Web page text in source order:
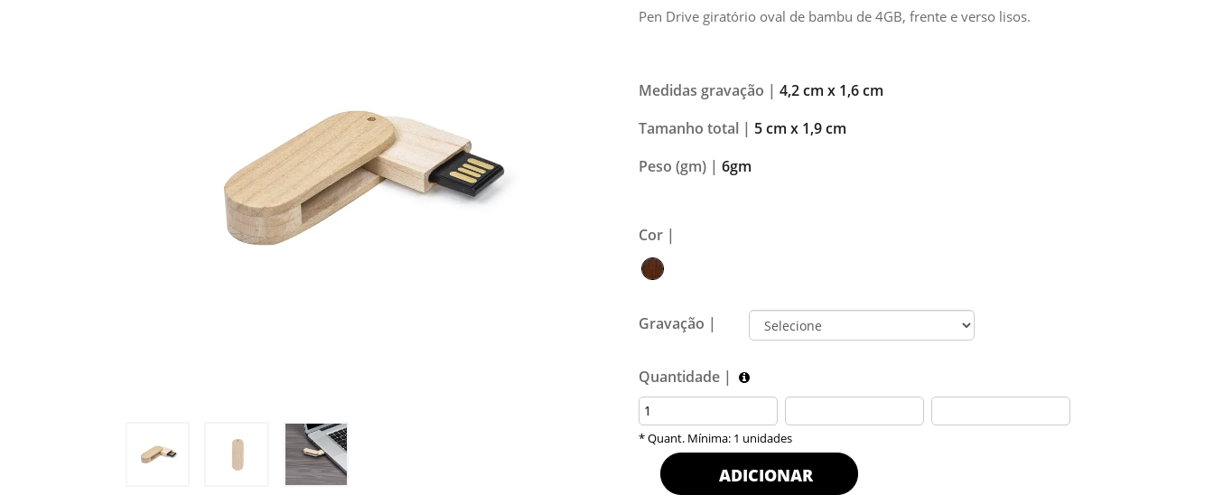
Pen Drive giratório oval de bambu de 4GB, frente e verso lisos.
Medidas gravação | 4,2 cm x 1,6 cm
Tamanho total | 5 cm x 1,9 cm
Peso (gm) | 6gm
Cor |
Gravação |
Quantidade |
* Quant. Mínima: 1 unidades
ADICIONAR